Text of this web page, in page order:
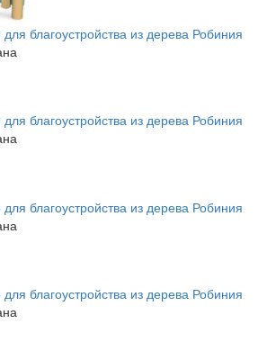
благоустройства из дерева Робиния
благоустройства из дерева Робиния
благоустройства из дерева Робиния
благоустройства из дерева Робиния